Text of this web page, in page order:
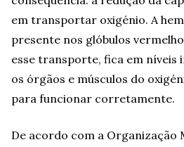
em transportar oxigénio. A
presente nos glóbulos
esse transporte, fica em níveis
os órgãos e músculos do
para funcionar corretamente.
De acordo com a Organização